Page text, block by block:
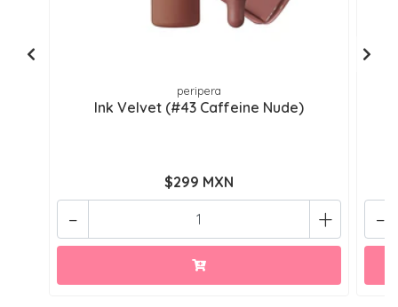
peripera
Ink Velvet (#43 Caffeine Nude)
$299 MXN
+
- -